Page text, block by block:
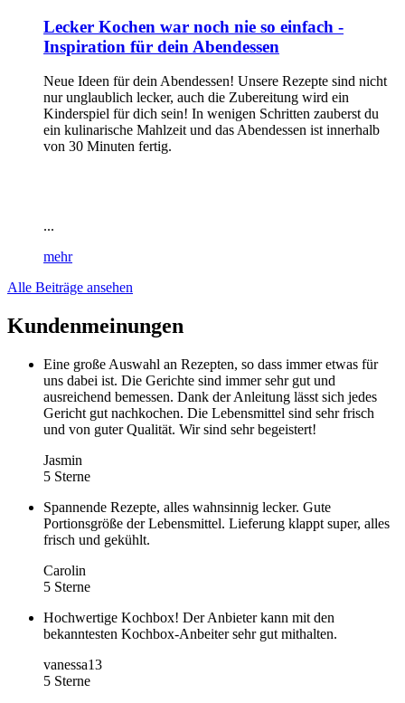
Lecker Kochen war noch nie so einfach -
Inspiration für dein Abendessen
Neue Ideen für dein Abendessen! Unsere Rezepte sind nicht
nur unglaublich lecker, auch die Zubereitung wird ein
Kinderspiel für dich sein! In wenigen Schritten zauberst du
ein kulinarische Mahlzeit und das Abendessen ist innerhalb
von 30 Minuten fertig.
...
mehr
Alle Beiträge ansehen
Kundenmeinungen
Eine große Auswahl an Rezepten, so dass immer etwas für
uns dabei ist. Die Gerichte sind immer sehr gut und
ausreichend bemessen. Dank der Anleitung lässt sich jedes
Gericht gut nachkochen. Die Lebensmittel sind sehr frisch
und von guter Qualität. Wir sind sehr begeistert!
Jasmin
5 Sterne
Spannende Rezepte, alles wahnsinnig lecker. Gute
Portionsgröße der Lebensmittel. Lieferung klappt super, alles
frisch und gekühlt.
Carolin
5 Sterne
Hochwertige Kochbox! Der Anbieter kann mit den
bekanntesten Kochbox-Anbeiter sehr gut mithalten.
vanessa13
5 Sterne